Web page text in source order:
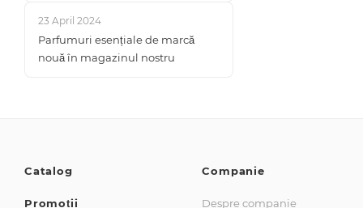
23 April 2024
Parfumuri esențiale de marcă
nouă în magazinul nostru
Catalog
Promoții
Companie
Despre companie